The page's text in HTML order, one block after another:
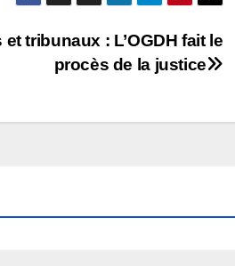
tribunaux : L’OGDH fait le
procès de la justice